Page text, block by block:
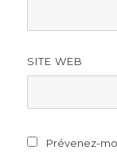
SITE WEB
Prévenez-